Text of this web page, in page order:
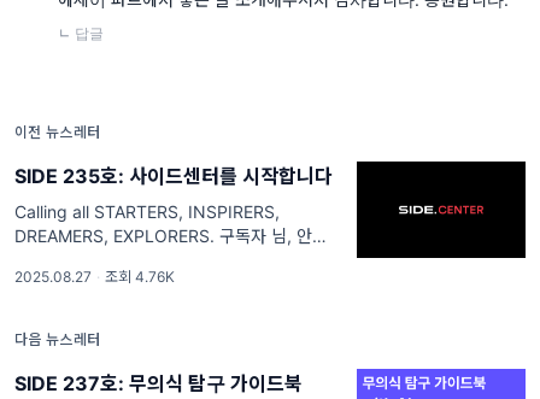
ㄴ 답글
이전 뉴스레터
SIDE 235호: 사이드센터를 시작합니다
Calling all STARTERS, INSPIRERS,
DREAMERS, EXPLORERS. 구독자 님, 안녕
심이 떠오르는 것은, '오랜만이에요'하고 인사
를 만들었던 2020
2025.08.27 · 조회 4.76K
다음 뉴스레터
SIDE 237호: 무의식 탐구 가이드북